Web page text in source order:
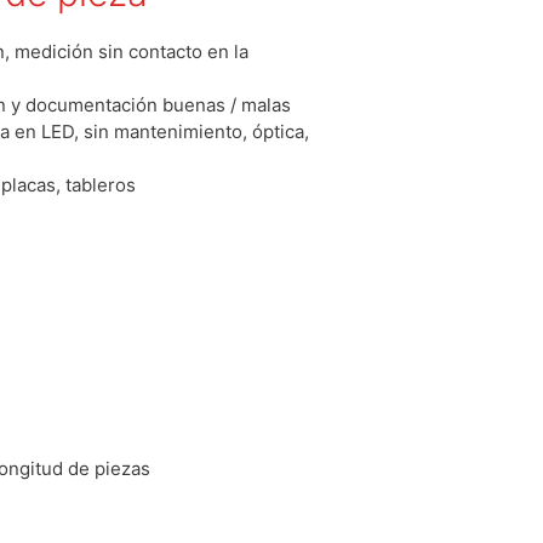
medición sin contacto en la
documentación buenas / malas
LED, sin mantenimiento, óptica,
tableros
de piezas